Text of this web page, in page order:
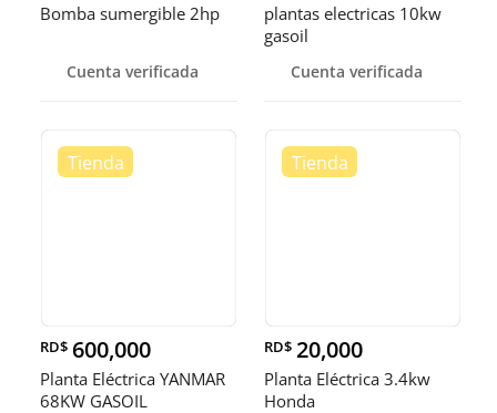
Bomba sumergible 2hp
Cuenta verificada
plantas electricas 10kw
gasoil
Cuenta verificada
RD$ 600,000
Planta Eléctrica YANMAR
68KW GASOIL
RD$ 20,000
Planta Eléctrica 3.4kw
Honda